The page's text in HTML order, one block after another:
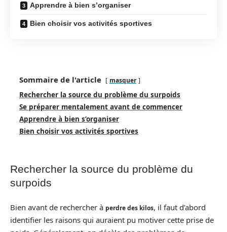
Apprendre à bien s’organiser
Bien choisir vos activités sportives
Sommaire de l'article masquer
Rechercher la source du problème du surpoids
Se préparer mentalement avant de commencer
Apprendre à bien s’organiser
Bien choisir vos activités sportives
Rechercher la source du problème du
surpoids
Bien avant de rechercher à perdre des kilos, il faut d’abord
identifier les raisons qui auraient pu motiver cette prise de